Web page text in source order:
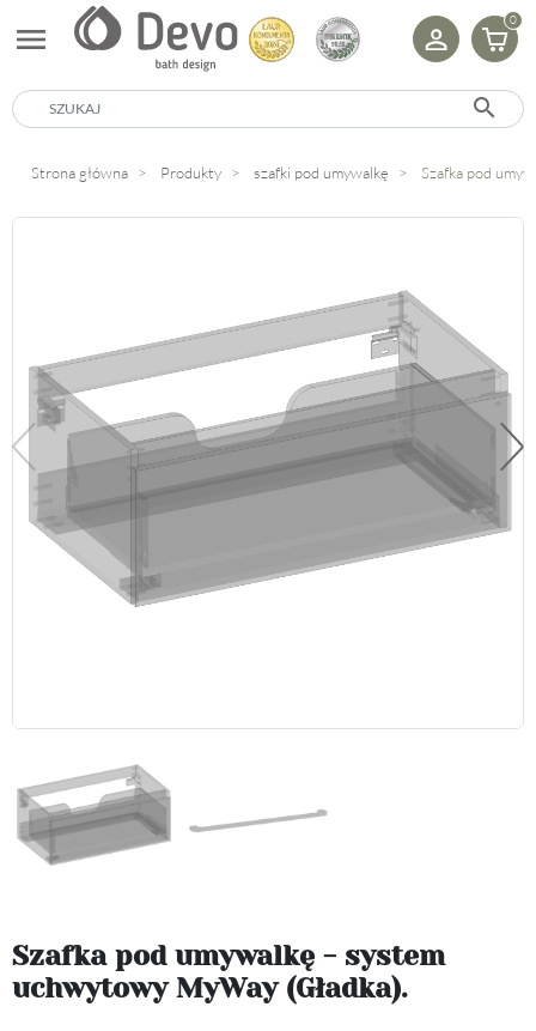
menu 0
search
Strona główna Produkty szafki pod umywalkę Szafka pod
Poprzedni
Szafka pod umywalkę - system
uchwytowy MyWay (Gładka).